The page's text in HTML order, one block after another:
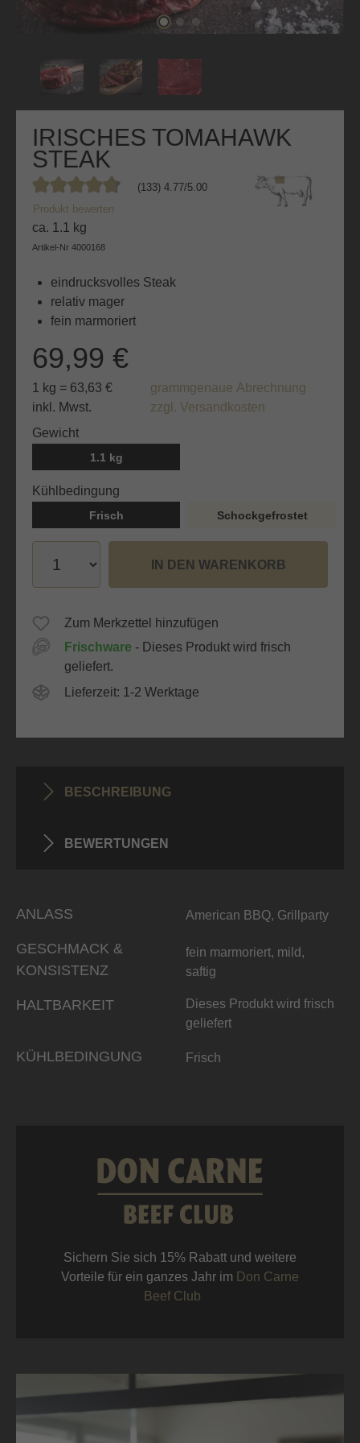
IRISCHES TOMAHAWK
STEAK
Durchschnittliche Bewertung von 4.7 von 5 Sternen
(133) 4.77/5.00
Produkt bewerten
ca. 1.1 kg
Artikel-Nr 4000168
eindrucksvolles Steak
relativ mager
fein marmoriert
69,99 €
1 kg = 63,63 €
grammgenaue Abrechnung
inkl. Mwst.
zzgl. Versandkosten
Gewichtauswählen
1.1 kg
Kühlbedingung
Frisch Schockgefrostet
IN DEN WARENKORB
Zum Merkzettel hinzufügen
Frischware - Dieses Produkt wird frisch
geliefert.
Lieferzeit: 1-2 Werktage
BESCHREIBUNG
BEWERTUNGEN
ANLASS American BBQ, Grillparty
GESCHMACK &
KONSISTENZ
fein marmoriert, mild,
saftig
HALTBARKEIT
Dieses Produkt wird frisch
geliefert
KÜHLBEDINGUNG Frisch
Sichern Sie sich 15% Rabatt und weitere
Vorteile für ein ganzes Jahr im Don Carne
Beef Club